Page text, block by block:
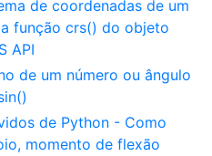
de coordenadas de um
função crs() do objeto
API
de um número ou ângulo
de Python - Como
momento de flexão